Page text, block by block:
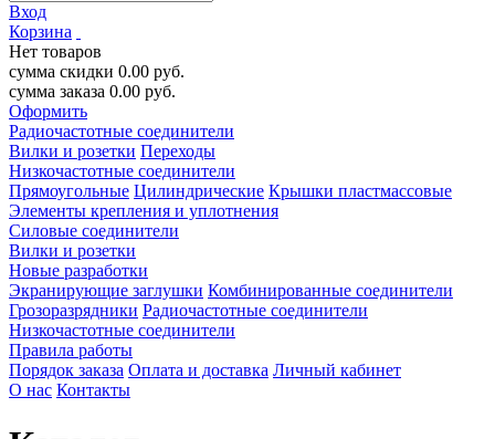
Вход
Корзина
Нет товаров
сумма скидки 0.00 руб.
сумма заказа 0.00 руб.
Оформить
Радиочастотные соединители
Вилки и розетки Переходы
Низкочастотные соединители
Прямоугольные Цилиндрические Крышки пластмассовые
Элементы крепления и уплотнения
Силовые соединители
Вилки и розетки
Новые разработки
Экранирующие заглушки Комбинированные соединители
Грозоразрядники Радиочастотные соединители
Низкочастотные соединители
Правила работы
Порядок заказа Оплата и доставка Личный кабинет
О нас Контакты